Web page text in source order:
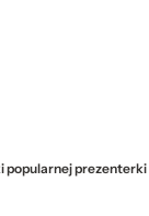
popularnej prezenterki